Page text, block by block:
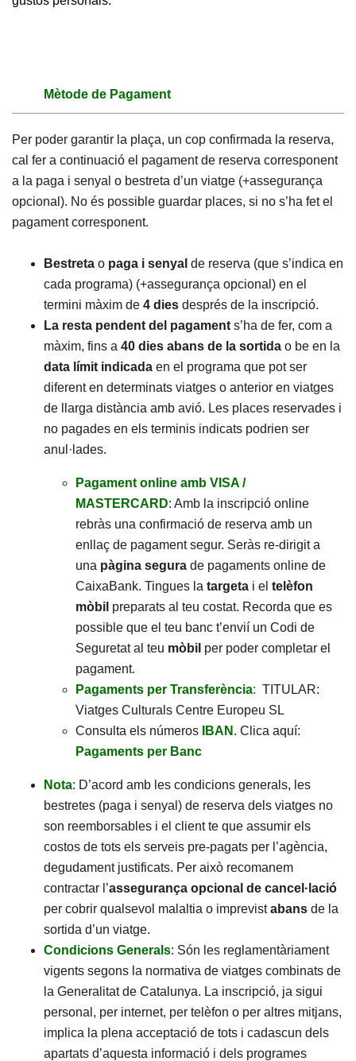
Mètode de Pagament
Per poder garantir la plaça, un cop confirmada la reserva,
cal fer a continuació el pagament de reserva corresponent
a la paga i senyal o bestreta d’un viatge (+assegurança
opcional). No és possible guardar places, si no s’ha fet el
pagament corresponent.
Bestreta o paga i senyal de reserva (que s’indica en
cada programa) (+assegurança opcional) en el
termini màxim de 4 dies després de la inscripció.
La resta pendent del pagament s’ha de fer, com a
màxim, fins a 40 dies abans de la sortida o be en la
data límit indicada en el programa que pot ser
diferent en determinats viatges o anterior en viatges
de llarga distància amb avió. Les places reservades i
no pagades en els terminis indicats podrien ser
anul·lades.
Pagament online amb VISA /
MASTERCARD: Amb la inscripció online
rebràs una confirmació de reserva amb un
enllaç de pagament segur. Seràs re-dirigit a
una pàgina segura de pagaments online de
CaixaBank. Tingues la targeta i el telèfon
mòbil preparats al teu costat. Recorda que es
possible que el teu banc t’envií un Codi de
Seguretat al teu mòbil per poder completar el
pagament.
Pagaments per Transferència: TITULAR:
Viatges Culturals Centre Europeu SL
Consulta els números
IBAN . Clica aquí:
Pagaments per Banc
Nota: D’acord amb les condicions generals, les
bestretes (paga i senyal) de reserva dels viatges no
son reemborsables i el client te que assumir els
costos de tots els serveis pre-pagats per l’agència,
degudament justificats. Per això recomanem
contractar l’assegurança opcional de cancel·lació
per cobrir qualsevol malaltia o imprevistabans de la
sortida d’un viatge.
Condicions Generals: Són les reglamentàriament
vigents segons la normativa de viatges combinats de
la Generalitat de Catalunya. La inscripció, ja sigui
personal, per internet, per telèfon o per altres mitjans,
implica la plena acceptació de tots i cadascun dels
apartats d’aquesta informació i dels programes